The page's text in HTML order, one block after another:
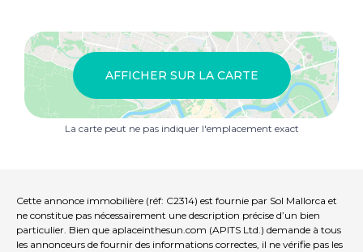
peuvent l'acquérir. N'hésitez pas à nous contacter pour
plus d'informations et pour organiser une visite.
AFFICHER SUR LA CARTE
La carte peut ne pas indiquer l'emplacement exact
Cette annonce immobilière (réf: C2314) est fournie par Sol Mallorca et
ne constitue pas nécessairement une description précise d’un bien
particulier. Bien que aplaceinthesun.com (APITS Ltd.) demande à tous
les annonceurs de fournir des informations correctes, il ne vérifie pas les